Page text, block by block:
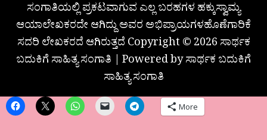
ಸಂಗಾತಿಯಲ್ಲಿ ಪ್ರಕಟವಾಗುವ ಎಲ್ಲ ಬರಹಗಳ ಹಕ್ಕುಸ್ವಾಮ್ಯ
ಆಯಾಲೇಖಕರದೇ ಆಗಿದ್ದು ಅವರ ಅಭಿಪ್ರಾಯಗಳಹೊಣೆಗಾರಿಕೆ
ಸದರಿ ಲೇಖಕರದೆ ಆಗಿರುತ್ತದೆ Copyright © 2026 ಸಾರ್ಥಕ
ಬದುಕಿಗೆ ಸಾಹಿತ್ಯ ಸಂಗಾತಿ | Powered by ಸಾರ್ಥಕ ಬದುಕಿಗೆ
ಸಾಹಿತ್ಯ ಸಂಗಾತಿ
More